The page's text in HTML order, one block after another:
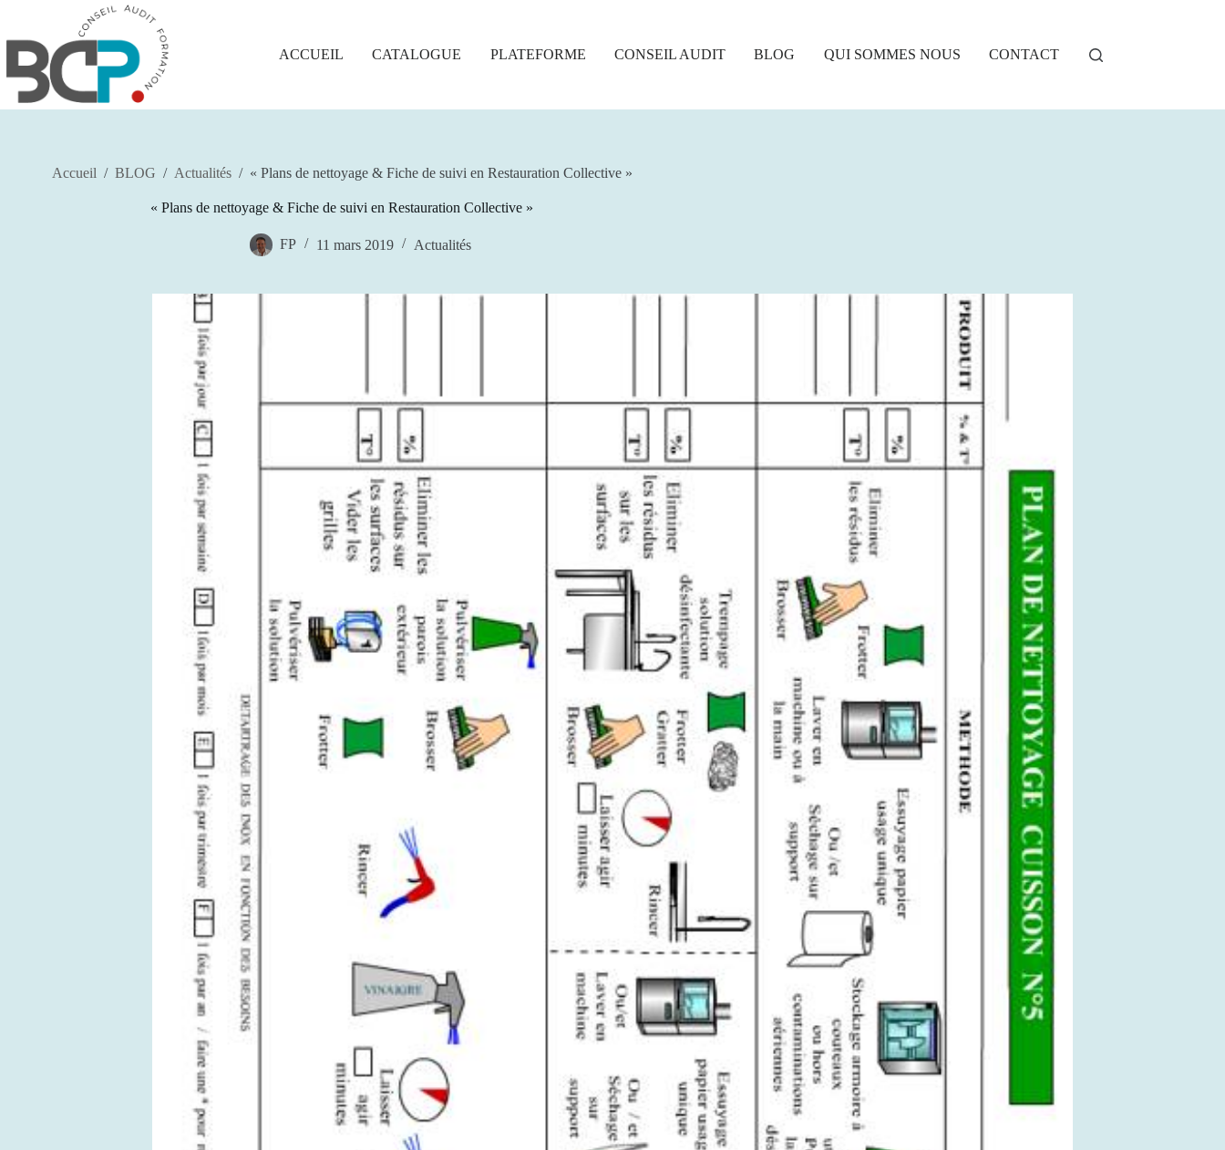
contenu
ACCUEIL
CATALOGUE PLATEFORME CONSEIL AUDIT BLOG QUI SOMMES NOUS CONTACT
Accueil / BLOG / Actualités / « Plans de nettoyage & Fiche de suivi en Restauration Collective »
« Plans de nettoyage & Fiche de suivi en Restauration Collective »
FP 11 mars 2019 Actualités